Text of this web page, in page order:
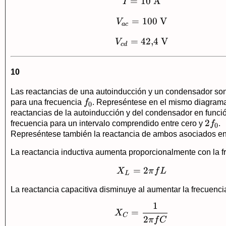
V_{ac}=100\
Vac = 100 V
V_{cd}=42{,}4\
Vcd = 42,4 V
10
Las reactancias de una autoinducción y un condensador
para una frecuencia f_0
f0. Represéntese en el mismo
reactancias de la autoinducción y del condensador en
frecuencia para un intervalo comprendido entre cero y 2f_0
2 f0.
Represéntese también la reactancia de ambos asociados
La reactancia inductiva aumenta proporcionalmente con la
X_L = 2\pi fL
XL = 2π fL
La reactancia capacitiva disminuye al aumentar la
X_C =
XC =
2πfC
1